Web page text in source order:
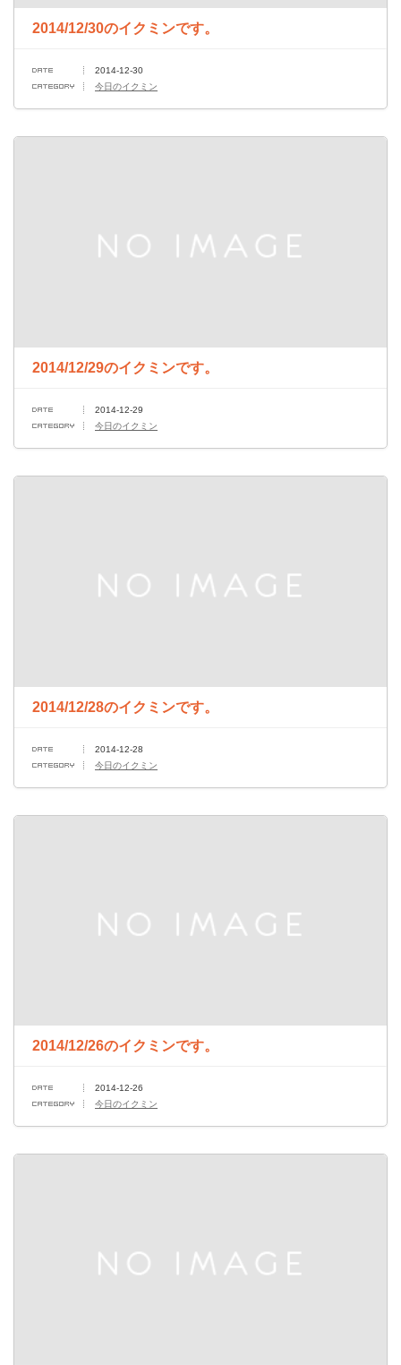
2014/12/30のイクミンです。
2014-12-30
今日のイクミン
2014/12/29のイクミンです。
2014-12-29
今日のイクミン
2014/12/28のイクミンです。
2014-12-28
今日のイクミン
2014/12/26のイクミンです。
2014-12-26
今日のイクミン